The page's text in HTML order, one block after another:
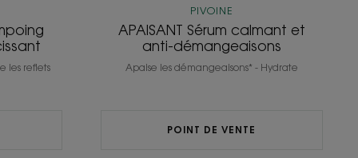
les reflets
PIVOINE
APAISANT Sérum calmant et
anti-démangeaisons
Apaise les démangeaisons* - Hydrate
POINT DE VENTE